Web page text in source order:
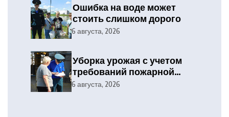
Ошибка на воде может
стоить слишком дорого
6 августа, 2026
Уборка урожая с учетом
требований пожарной
безопасности
6 августа, 2026